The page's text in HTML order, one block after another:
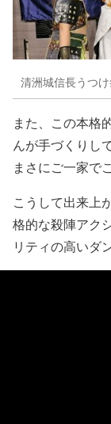
清洲城信長うつ
また、この本格
んが手づくりし
まさにご一家で
こうして出来上
格的な殺陣アク
リティの高いダ